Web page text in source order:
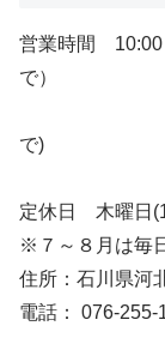
営業時間 10:00
11月・
※2月は
定休日 木曜日
※７～８月は毎
住所：石川県河
電話： 076-255-